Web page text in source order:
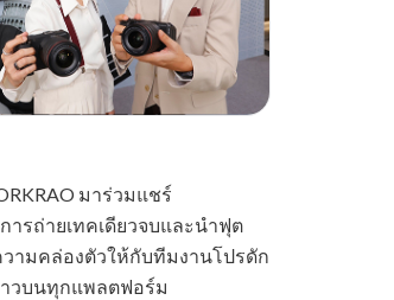
มาร่วมแชร์
ารถ่ายเทคเดียวจบและนำฟุต
ามคล่องตัวให้กับทีมงานโปรดัก
าวบนทุกแพลตฟอร์ม